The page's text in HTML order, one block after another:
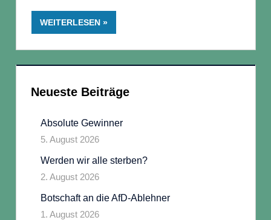
mehr
WEITERLESEN
Neueste Beiträge
Absolute Gewinner
5. August 2026
Werden wir alle sterben?
2. August 2026
Botschaft an die AfD-Ablehner
1. August 2026